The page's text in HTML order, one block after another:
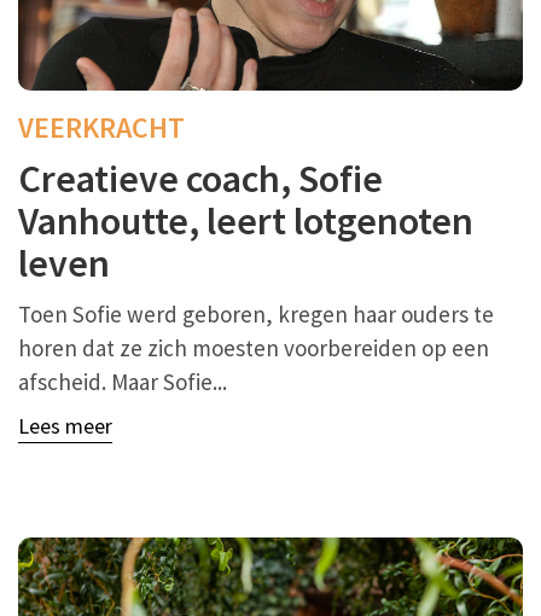
VEERKRACHT
Creatieve coach, Sofie
Vanhoutte, leert lotgenoten
leven
Toen Sofie werd geboren, kregen haar ouders te
horen dat ze zich moesten voorbereiden op een
afscheid. Maar Sofie...
Lees meer